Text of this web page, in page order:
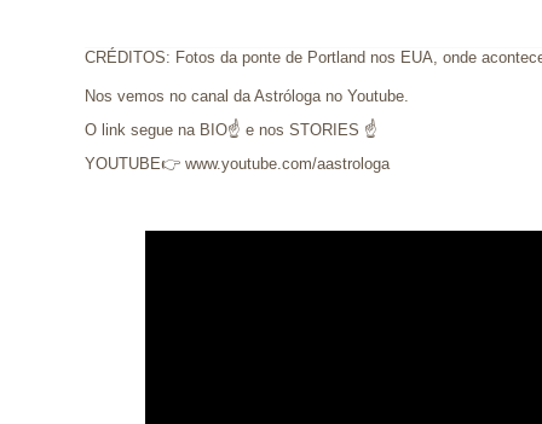
CRÉDITOS: Fotos da ponte de Portland nos EUA, onde
Nos vemos no canal da Astróloga no Youtube.
O link segue na BIO☝ e nos STORIES ☝
YOUTUBE👉 www.youtube.com/aastrologa